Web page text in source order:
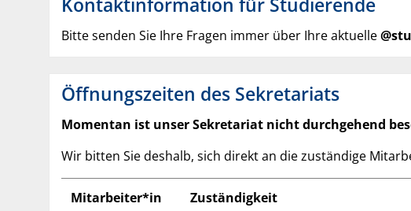
Bitte senden Sie Ihre Fragen immer über Ihre aktuelle
Öffnungszeiten des Sekretariats
Momentan ist unser Sekretariat nicht durchgehend
Wir bitten Sie deshalb, sich direkt an die zuständige
Mitarbeiter*in Zuständigkeit